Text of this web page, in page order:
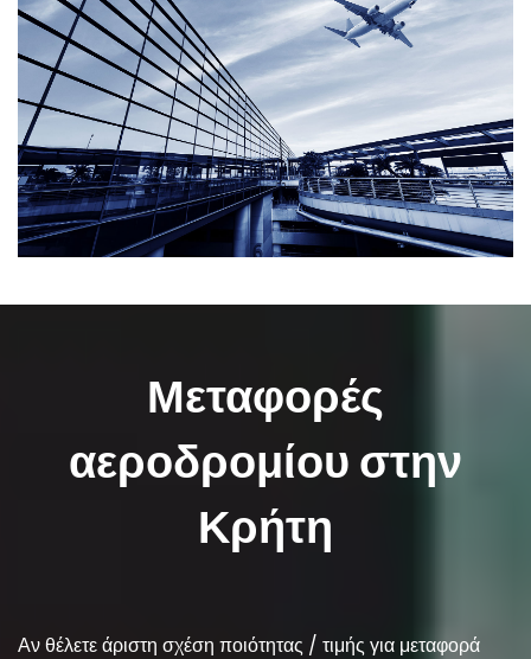
Μεταφορές
αεροδρομίου στην
Κρήτη
Αν θέλετε άριστη σχέση ποιότητας / τιμής για μεταφορά